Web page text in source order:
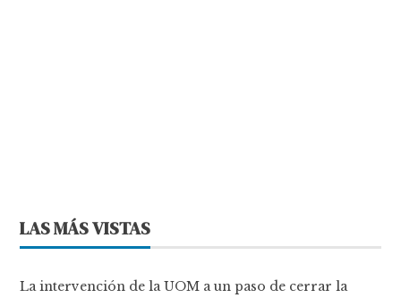
LAS MÁS VISTAS
La intervención de la UOM a un paso de cerrar la